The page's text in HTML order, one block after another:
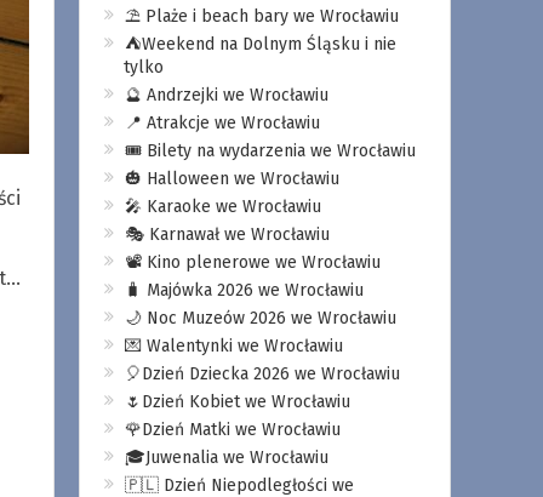
⛱️ Plaże i beach bary we Wrocławiu
⛺️Weekend na Dolnym Śląsku i nie
tylko
🔮 Andrzejki we Wrocławiu
📍 Atrakcje we Wrocławiu
🎟️ Bilety na wydarzenia we Wrocławiu
🎃 Halloween we Wrocławiu
🎤 Karaoke we Wrocławiu
🎭 Karnawał we Wrocławiu
📽️ Kino plenerowe we Wrocławiu
🧳 Majówka 2026 we Wrocławiu
🌙 Noc Muzeów 2026 we Wrocławiu
💌 Walentynki we Wrocławiu
🎈Dzień Dziecka 2026 we Wrocławiu
🌷Dzień Kobiet we Wrocławiu
🌹Dzień Matki we Wrocławiu
🎓Juwenalia we Wrocławiu
🇵🇱 Dzień Niepodległości we